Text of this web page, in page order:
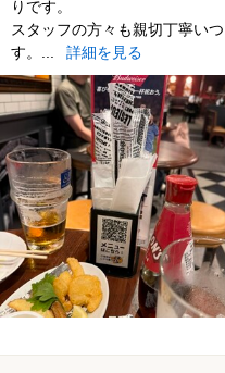
りです。
スタッフの方々も親切丁寧い
す。...
詳細を見る